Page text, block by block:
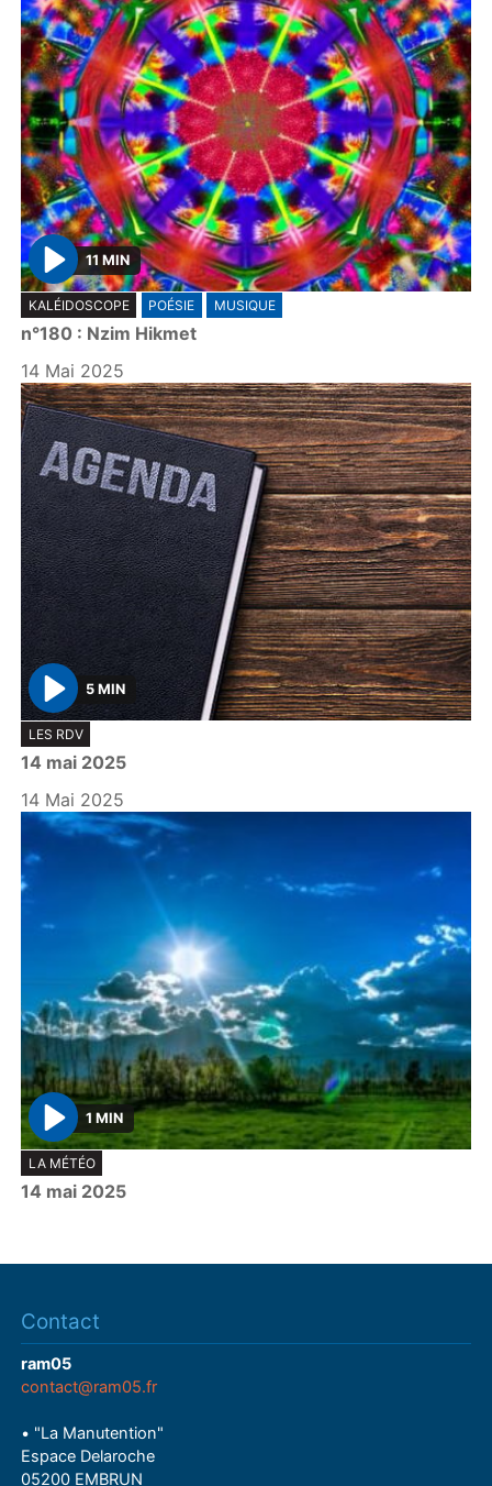
P
l
a
y
11 MIN
KALÉIDOSCOPE POÉSIE MUSIQUE
n°180 : Nzim Hikmet
14 Mai 2025
P
l
a
y
5 MIN
LES RDV
14 mai 2025
14 Mai 2025
P
l
a
1 MIN
LA MÉTÉO
14 mai 2025
Contact
ram05
contact@ram05.fr
• "La Manutention"
Espace Delaroche
05200 EMBRUN